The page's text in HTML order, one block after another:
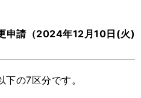
申請（2024年12月10日(火)
の7区分です。